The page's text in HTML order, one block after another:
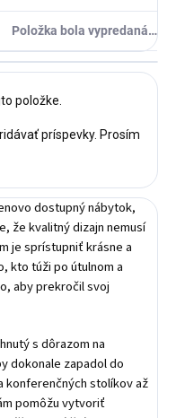
Položka bola vypredaná…
položke.
príspevky. Prosím
dostupný nábytok,
že kvalitný dizajn nemusí
je sprístupniť krásne a
kto túži po útulnom a
aby prekročil svoj
s dôrazom na
dokonale zapadol do
konferenčných stolíkov až
pomôžu vytvoriť